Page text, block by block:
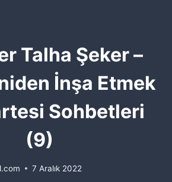
Talha Şeker –
İnşa Etmek
Sohbetleri
(9)
7 Aralık 2022